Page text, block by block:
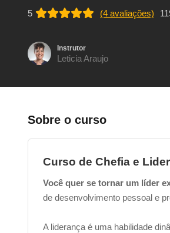
5 (4 avaliações)
Instrutor
Leticia Araujo
Sobre o curso
Curso de Chefia e
Você quer se tornar um líder
de desenvolvimento pessoal e
A liderança é uma habilidade